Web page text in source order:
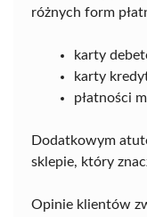
różnych form
karty
karty
płatności
Dodatkowym
sklepie, który
Opinie klientów